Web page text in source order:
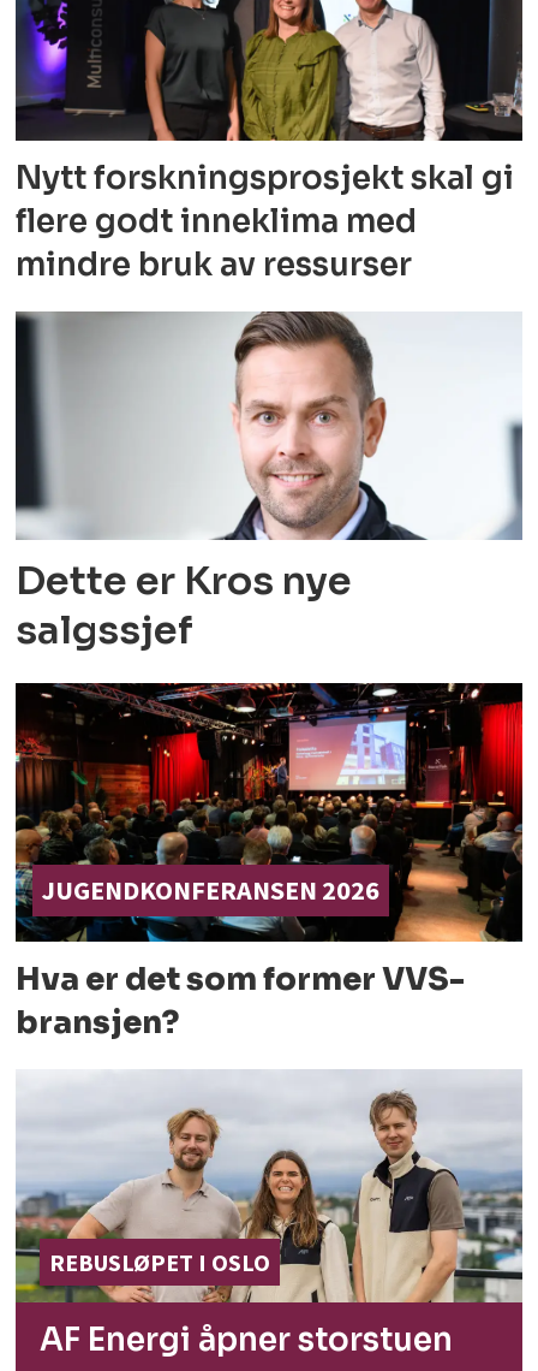
Nytt forskningsprosjekt skal gi
flere godt inneklima med
mindre bruk av ressurser
Dette er Kros nye
salgssjef
JUGENDKONFERANSEN 2026
Hva er det som formerVVS-
bransjen?
REBUSLØPET I OSLO
AF Energi åpnerstorstuen